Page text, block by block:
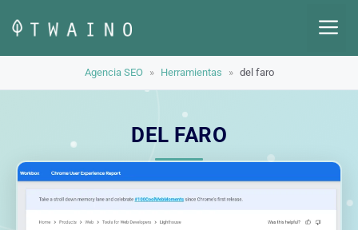
contenido
Agencia SEO » Herramientas » del faro
DEL FARO